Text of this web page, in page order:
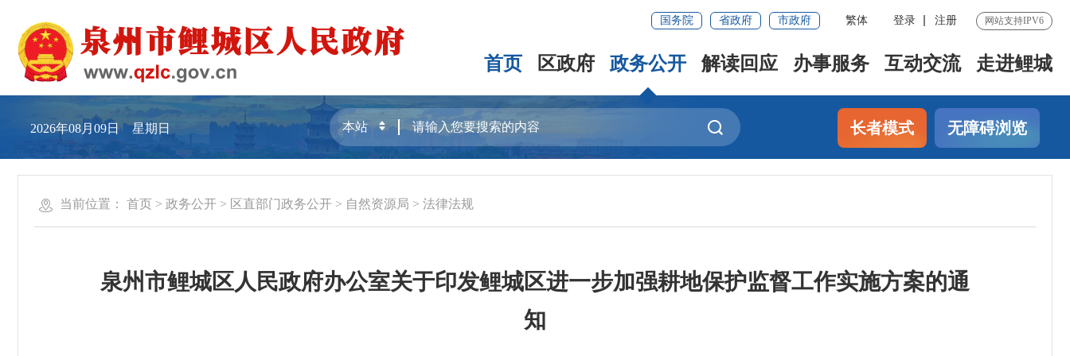
国务院 省政府 市政府 繁体 登录 注册 网站支持IPV6
首页 区政府 政务公开 解读回应 办事服务 互动交流 走进鲤城
2026年08月09日 星期日 长者模式 无障碍浏览
当前位置： 首页 > 政务公开 > 区直部门政务公开 > 自然资源局 > 法律法规
泉州市鲤城区人民政府办公室关于印发鲤城区进一步加强耕地保护监督工作实施方案的通
知